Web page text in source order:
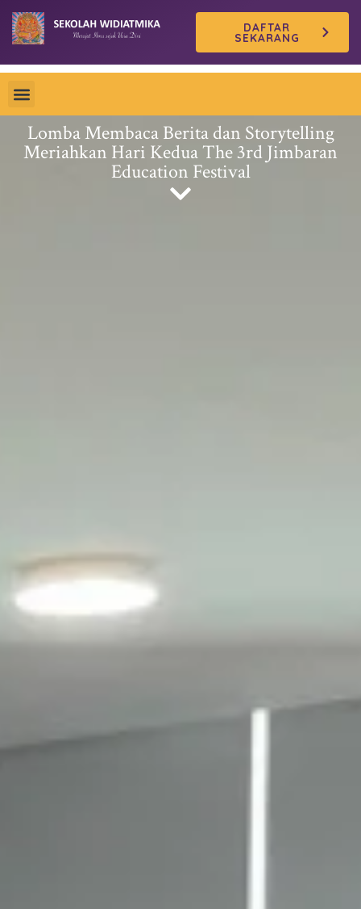
Skip
content
DAFTAR
SEKARANG
Lomba Membaca Berita dan Storytelling
Meriahkan Hari Kedua The 3rd Jimbaran
Education Festival